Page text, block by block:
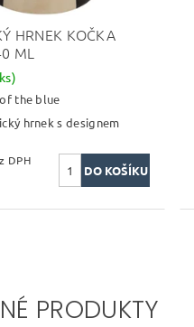
HRNEK KOČKA
ML
the blue
hrnek s designem
Kč bez DPH
PRODUKTY